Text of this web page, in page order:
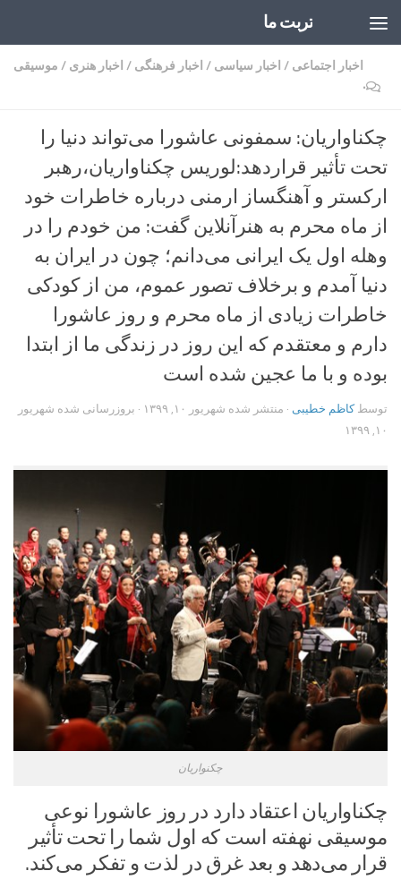
تربت ما
اخبار اجتماعی / اخبار سیاسی / اخبار فرهنگی / اخبار هنری / موسیقی
۰
چکناواریان: سمفونی عاشورا می‌تواند دنیا را
تحت تأثیر قراردهد:لوریس چکناواریان،رهبر
ارکستر و آهنگساز ارمنی درباره خاطرات خود
از ماه محرم به هنرآنلاین گفت: من خودم را در
وهله اول یک ایرانی می‌دانم؛ چون در ایران به
دنیا آمدم و برخلاف تصور عموم، من از کودکی
خاطرات زیادی از ماه محرم و روز عاشورا
دارم و معتقدم که این روز در زندگی ما از ابتدا
بوده و با ما عجین شده است
توسطکاظم خطیبی · منتشر شده شهریور ۱۰, ۱۳۹۹ · بروزرسانی شده شهریور
۱۰, ۱۳۹۹
چکنواریان
چکناواریان اعتقاد دارد در روز عاشورا نوعی
موسیقی نهفته است که اول شما را تحت تأثیر
قرار می‌دهد و بعد غرق در لذت و تفکر می‌کند.‌